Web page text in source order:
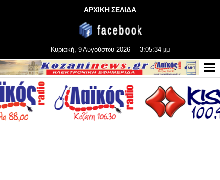
ΑΡΧΙΚΗ ΣΕΛΙΔΑ
Κυριακή, 9 Αυγούστου 2026 3:05:35 μμ